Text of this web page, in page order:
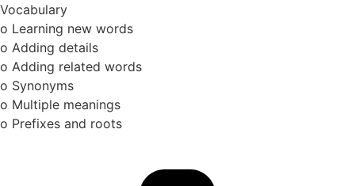
Vocabulary
o Learning new words
o Adding details
o Adding related words
o Synonyms
o Multiple meanings
o Prefixes and roots